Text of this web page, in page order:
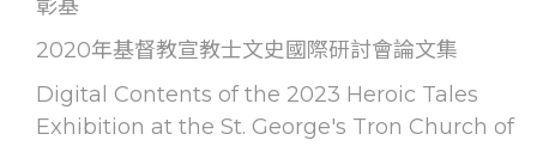
彰基
2020年基督教宣教士文史國際研討會論文集
Digital Contents of the 2023 Heroic Tales
Exhibition at the St. George's Tron Church of